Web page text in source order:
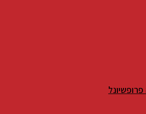
פרופשיונל